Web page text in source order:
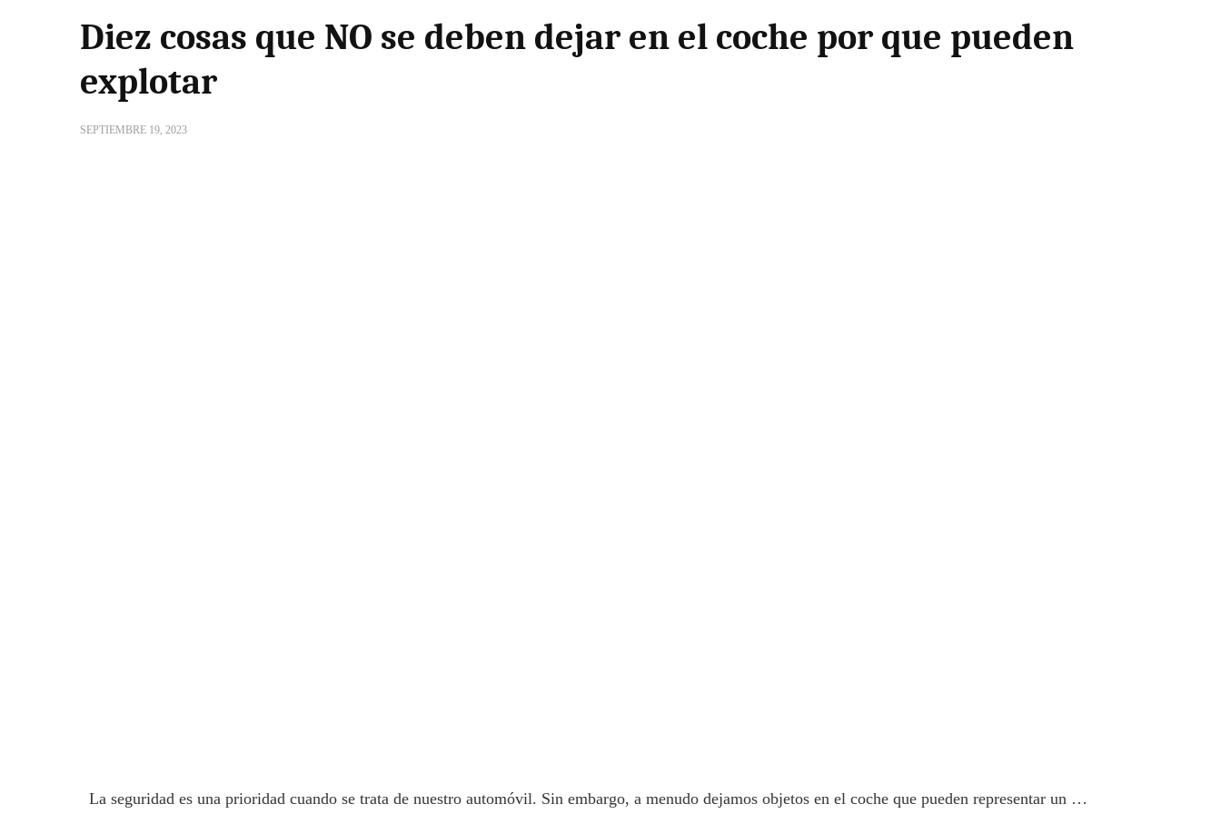
Diez cosas que NO se deben dejar en el coche por que pueden
explotar
SEPTIEMBRE 19, 2023
La seguridad es una prioridad cuando se trata de nuestro automóvil. Sin embargo, a menudo dejamos objetos en el coche que pueden representar un …